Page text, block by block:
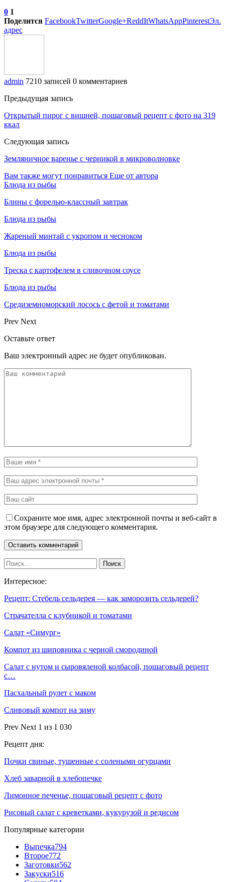
0 1
Поделится FacebookTwitterGoogle+ReddItWhatsAppPinterestЭл.
адрес
admin 7210 записей 0 комментариев
Предыдущая запись
Открытый пирог с вишней, пошаговый рецепт с фото на 319
ккал
Следующая запись
Земляничное варенье с черникой в микроволновке
Вам также могут понравиться Еще от автора
Блюда из рыбы
Блины с форелью-классный завтрак
Блюда из рыбы
Жареный минтай с укропом и чесноком
Блюда из рыбы
Треска с картофелем в сливочном соусе
Блюда из рыбы
Средиземноморский лосось с фетой и томатами
Prev Next
Оставьте ответ
Ваш электронный адрес не будет опубликован.
Сохраните мое имя, адрес электронной почты и веб-сайт в
этом браузере для следующего комментария.
Интересное:
Рецепт: Стебель сельдерея — как заморозить сельдерей?
Страчателла с клубникой и томатами
Салат «Симург»
Компот из шиповника с черной смородиной
Салат с нутом и сыровяленой колбасой, пошаговый рецепт
с…
Пасхальный рулет с маком
Сливовый компот на зиму
Prev Next 1 из 1 030
Рецепт дня:
Почки свиные, тушенные с солеными огурцами
Хлеб заварной в хлебопечке
Лимонное печенье, пошаговый рецепт с фото
Рисовый салат с креветками, кукурузой и редисом
Популярные категории
Выпечка794
Второе772
Заготовки562
Закуски516